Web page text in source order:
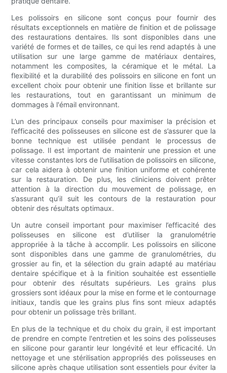
Les polissoirs en silicone sont conçus pour fournir des
résultats exceptionnels en matière de finition et de polissage
des restaurations dentaires. Ils sont disponibles dans une
variété de formes et de tailles, ce qui les rend adaptés à une
utilisation sur une large gamme de matériaux dentaires,
notamment les composites, la céramique et le métal. La
flexibilité et la durabilité des polissoirs en silicone en font un
excellent choix pour obtenir une finition lisse et brillante sur
les restaurations, tout en garantissant un minimum de
dommages à l'émail environnant.
L’un des principaux conseils pour maximiser la précision et
l’efficacité des polisseuses en silicone est de s’assurer que la
bonne technique est utilisée pendant le processus de
polissage. Il est important de maintenir une pression et une
vitesse constantes lors de l'utilisation de polissoirs en silicone,
car cela aidera à obtenir une finition uniforme et cohérente
sur la restauration. De plus, les cliniciens doivent prêter
attention à la direction du mouvement de polissage, en
s’assurant qu’il suit les contours de la restauration pour
obtenir des résultats optimaux.
Un autre conseil important pour maximiser l’efficacité des
polisseuses en silicone est d’utiliser la granulométrie
appropriée à la tâche à accomplir. Les polissoirs en silicone
sont disponibles dans une gamme de granulométries, du
grossier au fin, et la sélection du grain adapté au matériau
dentaire spécifique et à la finition souhaitée est essentielle
pour obtenir des résultats supérieurs. Les grains plus
grossiers sont idéaux pour la mise en forme et le contournage
initiaux, tandis que les grains plus fins sont mieux adaptés
pour obtenir un polissage très brillant.
En plus de la technique et du choix du grain, il est important
de prendre en compte l'entretien et les soins des polisseuses
en silicone pour garantir leur longévité et leur efficacité. Un
nettoyage et une stérilisation appropriés des polisseuses en
silicone après chaque utilisation sont essentiels pour éviter la